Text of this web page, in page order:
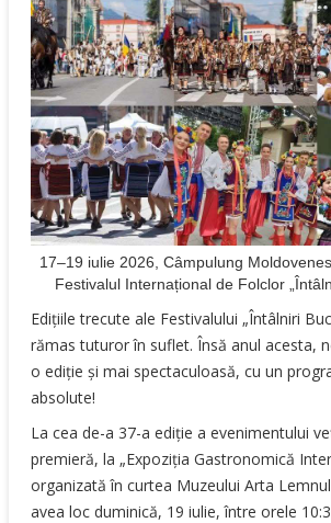
17–19 iulie 2026, Câmpulung
Festivalul Internațional de Folclor
Edițiile trecute ale Festivalului „Întâlniri
rămas tuturor în suflet. Însă anul acesta,
o ediție și mai spectaculoasă, cu un
absolute!
La cea de-a 37-a ediție a evenimentului
premieră, la „Expoziția Gastronomică
organizată în curtea Muzeului Arta
avea loc duminică, 19 iulie, între orele